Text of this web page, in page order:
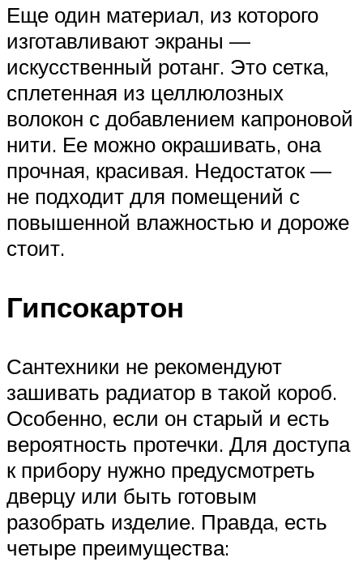
Еще один материал, из которого
изготавливают экраны —
искусственный ротанг. Это сетка,
сплетенная из целлюлозных
волокон с добавлением капроновой
нити. Ее можно окрашивать, она
прочная, красивая. Недостаток —
не подходит для помещений с
повышенной влажностью и дороже
стоит.
Гипсокартон
Сантехники не рекомендуют
зашивать радиатор в такой короб.
Особенно, если он старый и есть
вероятность протечки. Для доступа
к прибору нужно предусмотреть
дверцу или быть готовым
разобрать изделие. Правда, есть
четыре преимущества: